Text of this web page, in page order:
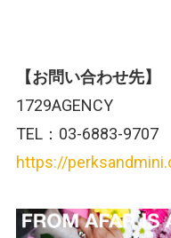
【お問い合わせ先】
1729AGENCY
TEL：03-6883-9707
https://